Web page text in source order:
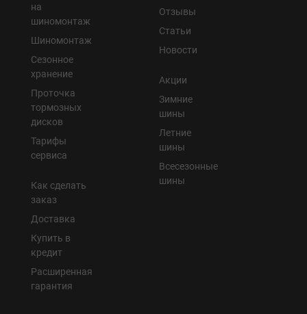
на
шиномонтаж
Шиномонтаж
Сезонное
хранение
Проточка
тормозных
дисков
Тарифы
сервиса
Как сделать
заказ
Доставка
Купить в
кредит
Расширенная
гарантия
Отзывы
Статьи
Новости
Акции
Зимние
шины
Летние
шины
Всесезонные
шины